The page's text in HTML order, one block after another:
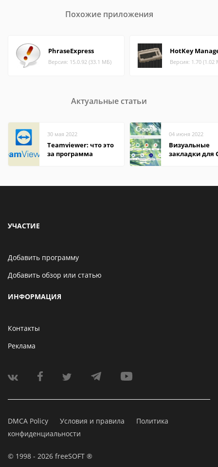
Похожие приложения
PhraseExpress
Версия: 15.0.92 (33.1 МБ)
HotKey
Версия: 1.70 (1.02
Актуальные статьи
30 мая 2022
Teamviewer: что это
за программа
04 июня 2022
Визуальные
закладки для
УЧАСТИЕ
Добавить программу
Добавить обзор или статью
ИНФОРМАЦИЯ
Контакты
Реклама
DMCA Policy Условия и правила
Политика
конфиденциальности
© 1998 - 2026 freeSOFT ®